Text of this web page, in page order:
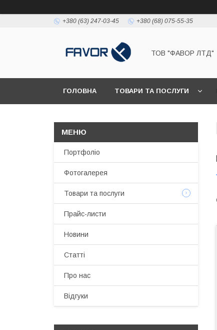
+380 (63) 247-03-45 +380 (68) 075-55-35
ТОВ "ФАВОР ЛТД"
ГОЛОВНА ТОВАРИ ТА ПОСЛУГИ
Портфоліо
Фотогалерея
Товари та послуги
Прайс-листи
Новини
Статті
Про нас
Відгуки